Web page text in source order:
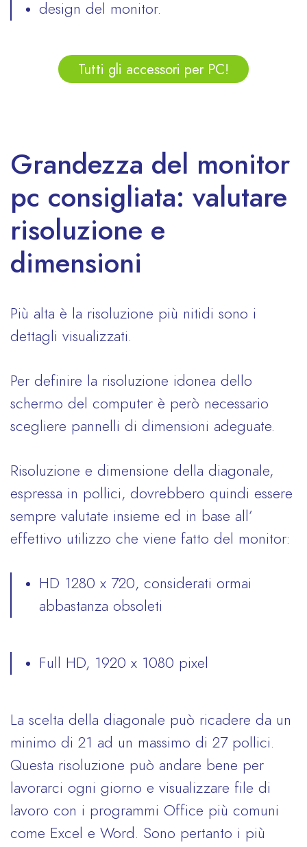
design del monitor.
Tutti gli accessori per PC!
Grandezza del monitor
pc consigliata: valutare
risoluzione e
dimensioni
Più alta è la risoluzione più nitidi sono i
dettagli visualizzati.
Per definire la risoluzione idonea dello
schermo del computer è però necessario
scegliere pannelli di dimensioni adeguate.
Risoluzione e dimensione della diagonale,
espressa in pollici, dovrebbero quindi essere
sempre valutate insieme ed in base all’
effettivo utilizzo che viene fatto del monitor:
HD 1280 x 720, considerati ormai
abbastanza obsoleti
Full HD, 1920 x 1080 pixel
La scelta della diagonale può ricadere da un
minimo di 21 ad un massimo di 27 pollici.
Questa risoluzione può andare bene per
lavorarci ogni giorno e visualizzare file di
lavoro con i programmi Office più comuni
come Excel e Word. Sono pertanto i più